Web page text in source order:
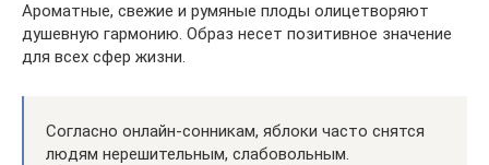
Ароматные, свежие и румяные плоды олицетворяют
душевную гармонию. Образ несет позитивное значение
для всех сфер жизни.
Согласно онлайн-сонникам, яблоки часто снятся
людям нерешительным, слабовольным.